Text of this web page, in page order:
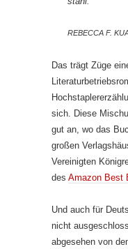
REBECCA F.
Das trägt Züge
sich. Diese
gut an, wo das
großen
Vereinigten
des Amazon Best
Und auch für
nicht
abgesehen von